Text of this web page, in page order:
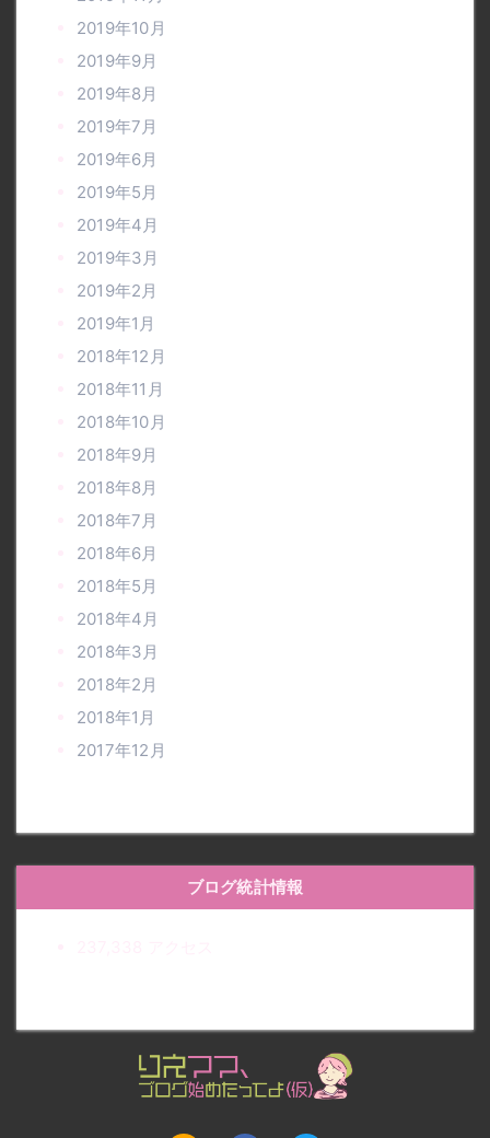
2019年10月
2019年9月
2019年8月
2019年7月
2019年6月
2019年5月
2019年4月
2019年3月
2019年2月
2019年1月
2018年12月
2018年11月
2018年10月
2018年9月
2018年8月
2018年7月
2018年6月
2018年5月
2018年4月
2018年3月
2018年2月
2018年1月
2017年12月
ブログ統計情報
りえママ、ブログ始めたって